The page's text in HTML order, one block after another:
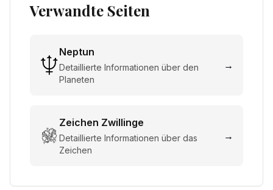
Verwandte Seiten
Neptun
Detaillierte Informationen über den
Planeten
→
Zeichen Zwillinge
Detaillierte Informationen über das
Zeichen
→